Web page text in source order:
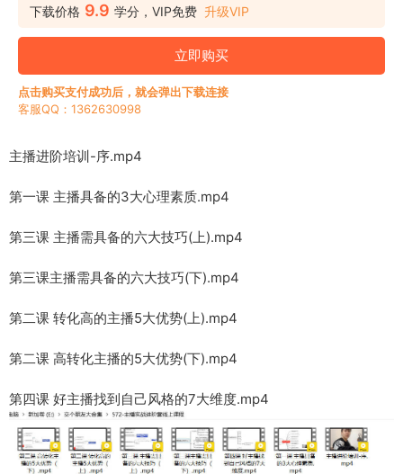
下载价格 9.9 学分，VIP免费 升级VIP
立即购买
点击购买支付成功后，就会弹出下载连接
客服QQ：1362630998
主播进阶培训-序.mp4
第一课 主播具备的3大心理素质.mp4
第三课 主播需具备的六大技巧(上).mp4
第三课主播需具备的六大技巧(下).mp4
第二课 转化高的主播5大优势(上).mp4
第二课 高转化主播的5大优势(下).mp4
第四课 好主播找到自己风格的7大维度.mp4